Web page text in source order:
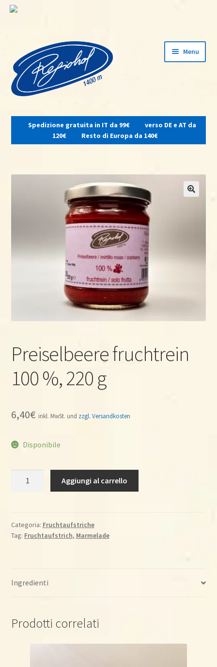
alla
navigazione
contenuto
Menu
il
menu
child
Osteria del contadino
Spedizione gratuita in IT da 99€
verso DE e AT da
120€
Resto di Europa da 140€
Preiselbeere fruchtrein
100 %, 220 g
6,40€ inkl. MwSt. und zzgl. Versandkosten
Disponibile
220
g
Aggiungi al carrello
Categoria: Fruchtaufstriche
Tag: Fruchtaufstrich, Marmelade
Ingredienti
Prodotti correlati